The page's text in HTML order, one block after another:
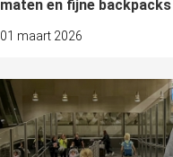
maten en fijne
01 maart 2026